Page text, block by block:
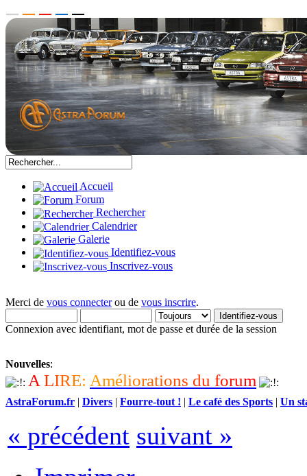
Accueil
Forum
Rechercher
Calendrier
Galerie
Identifiez-vous
Inscrivez-vous
Merci de vous connecterou de vous inscrire.
Connexion avec identifiant, mot de passe et durée de la session
Nouvelles:
A LIRE: Améliorations du forum
AstraForum.fr | Divers | Fourre-tout ! | Le café des Sports | Un
« précédent suivant »